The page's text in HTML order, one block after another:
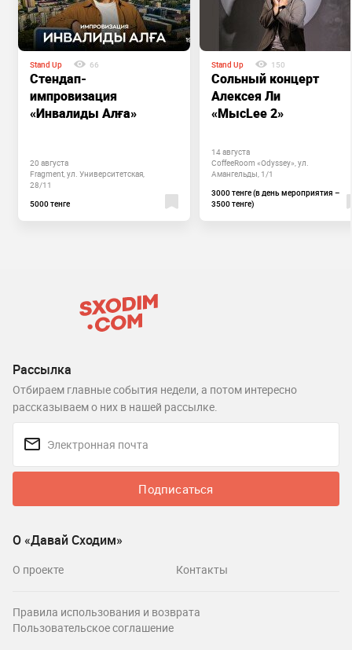
Stand Up 66
Стендап-
импровизация
«Инвалиды Алға»
20 августа
Fragment, ул. Университетская,
28/11
5000 тенге
Stand Up 150
Сольный концерт
Алексея Ли
«МысLee 2»
14 августа
CoffeeRoom «Odyssey», ул.
Амангельды, 1/1
3000 тенге (в день мероприятия –
3500 тенге)
Рассылка
Отбираем главные события недели, а потом интересно
рассказываем о них в нашей рассылке.
Подписаться
О «Давай Сходим»
О проекте Контакты
Правила использования и возврата
Пользовательское соглашение